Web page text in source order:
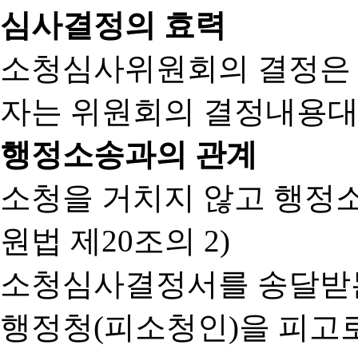
심사결정의 효력
소청심사위원회의 결정
자는 위원회의 결정내용
행정소송과의 관계
소청을 거치지 않고 행정
원법 제20조의 2)
소청심사결정서를 송달
행정청(피소청인)을 피고